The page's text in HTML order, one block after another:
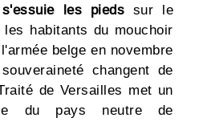
les pieds sur le
habitants du mouchoir
belge en novembre
changent de
de Versailles met un
du pays neutre de